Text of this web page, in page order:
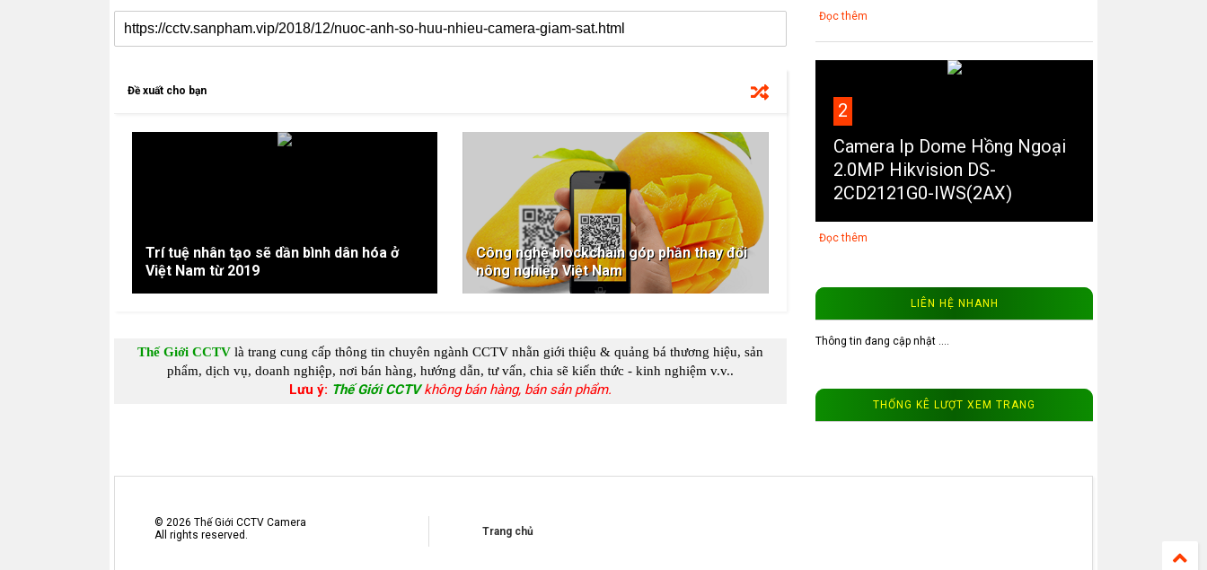
Đề xuất cho bạn
Trí tuệ nhân tạo sẽ dần bình dân hóa ở
Việt Nam từ 2019
Công nghệ blockchain góp phần thay đổi
nông nghiệp Việt Nam
Thế Giới CCTVlà trang cung cấp thông tin chuyên ngànhCCTVnhằn giới thiệu & quảng bá thương hiệu, sản
phẩm, dịch vụ, doanh nghiệp, nơi bán hàng, hướng dẫn, tư vấn, chia sẽ kiến thức - kinh nghiệm v.v..
Lưu ý: Thế Giới CCTV không bán hàng, bán sản phẩm.
Đọc thêm
2
Camera Ip Dome Hồng Ngoại
2.0MP Hikvision DS-
2CD2121G0-IWS(2AX)
Đọc thêm
Camera ip WinTech WTC-
IP101-4MP độ phân giải 4MP
LIÊN HỆ NHANH
Thông tin đang cập nhật ....
THỐNG KÊ LƯỢT XEM TRANG
© 2026 Thế Giới CCTV Camera
All rights reserved.
Trang chủ